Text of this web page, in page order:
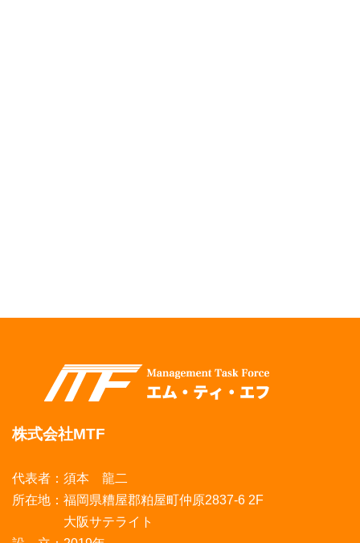
株式会社MTF
代表者：須本 龍二
所在地：福岡県糟屋郡粕屋町仲原2837-6 2F
大阪サテライト